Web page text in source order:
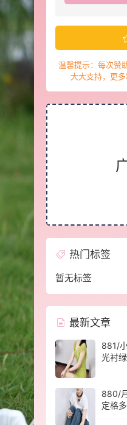
温馨提示：每次赞
大大支持，更多
热门标签
暂无标签
最新文章
881/
光衬
880/
定格